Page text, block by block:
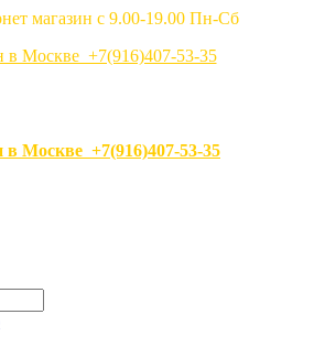
магазин с 9.00-19.00 Пн-Сб
в Москве +7(916)407-53-35
в Москве +7(916)407-53-35